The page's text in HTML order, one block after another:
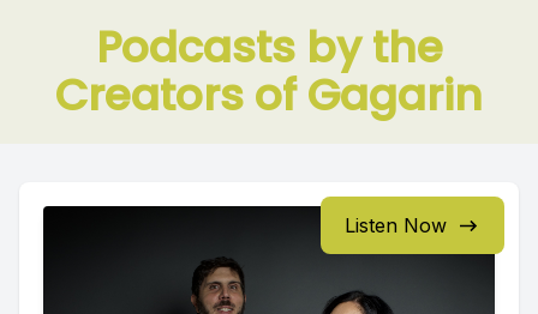
Podcasts by the
Creators of Gagarin
Listen Now